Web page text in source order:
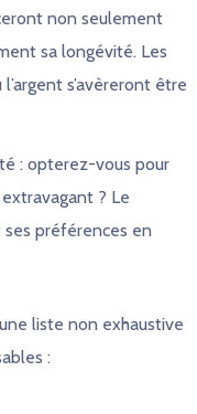
non seulement
sa longévité. Les
s’avèreront être
: opterez-vous pour
? Le
préférences en
liste non exhaustive
: